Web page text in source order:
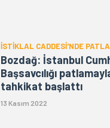
İSTİKLAL CADDESİ'NDE
Bozdağ: İstanbul
Başsavcılığı
tahkikat başlattı
13 Kasım 2022